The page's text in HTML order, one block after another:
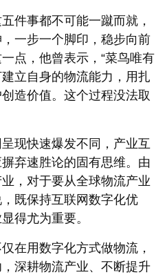
件事都不可能一蹴而就，
一步一个脚印，稳步向前
点，他曾表示，“菜鸟唯有
立自身的物流能力，用扎
造价值。这个过程没法取
现快速爆发不同，产业互
弃速胜论的固有思维。由
，对于要从全球物流产业
既保持互联网数字化优
得尤为重要。
在用数字化方式做物流，
深耕物流产业、不断提升